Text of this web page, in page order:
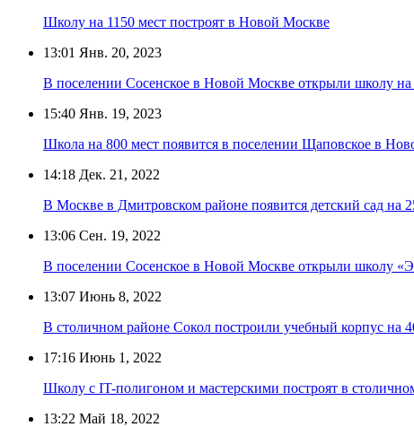
Школу на 1150 мест построят в Новой Москве
13:01 Янв. 20, 2023
В поселении Сосенское в Новой Москве открыли школу на
15:40 Янв. 19, 2023
Школа на 800 мест появится в поселении Щаповское в
14:18 Дек. 21, 2022
В Москве в Дмитровском районе появится детский сад на
13:06 Сен. 19, 2022
В поселении Сосенское в Новой Москве открыли школу
13:07 Июнь 8, 2022
В столичном районе Сокол построили учебный корпус на
17:16 Июнь 1, 2022
Школу с IT-полигоном и мастерскими построят в
13:22 Май 18, 2022